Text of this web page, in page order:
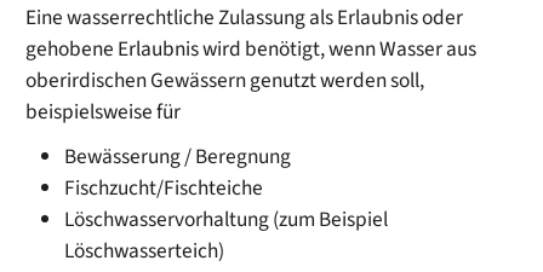
Eine wasserrechtliche Zulassung als Erlaubnis oder
gehobene Erlaubnis wird benötigt, wenn Wasser aus
oberirdischen Gewässern genutzt werden soll,
beispielsweise für
Bewässerung / Beregnung
Fischzucht/Fischteiche
Löschwasservorhaltung (zum Beispiel
Löschwasserteich)